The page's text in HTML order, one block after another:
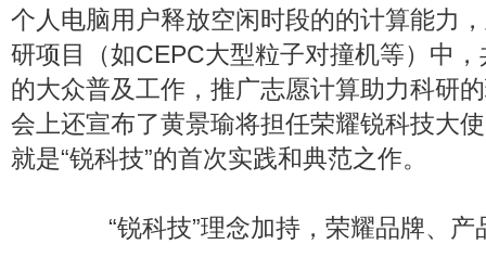
个人电脑用户释放空闲时段的的计算能力
研项目（如CEPC大型粒子对撞机等）中
的大众普及工作，推广志愿计算助力科研
会上还宣布了黄景瑜将担任荣耀锐科技大
就是“锐科技”的首次实践和典范之作。
“锐科技”理念加持，荣耀品牌、产